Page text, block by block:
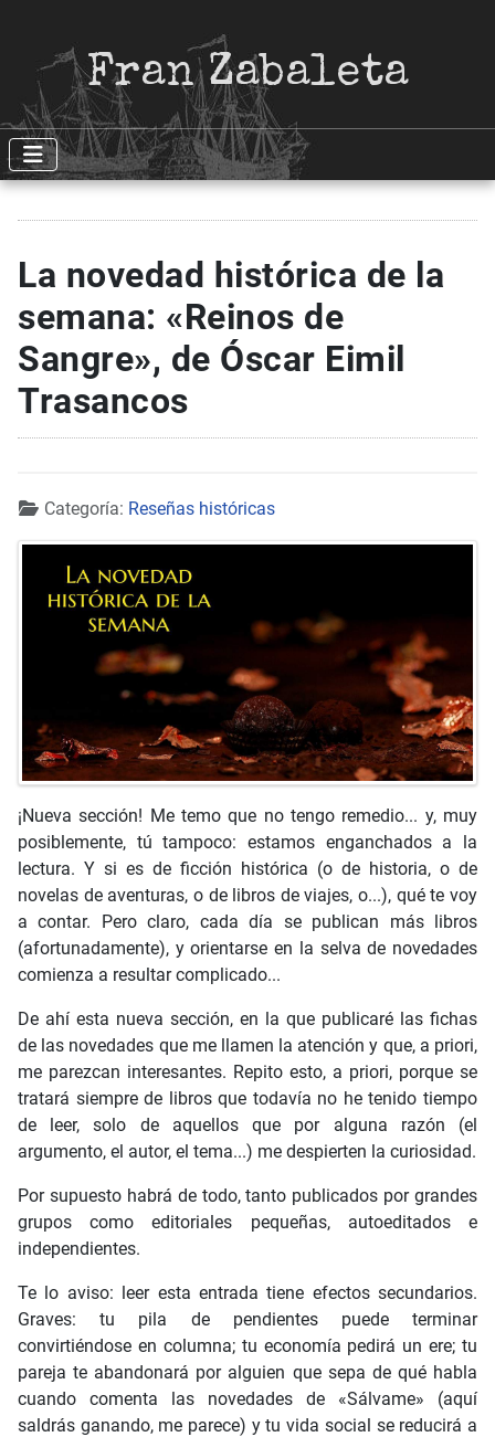
Fran Zabaleta
La novedad histórica de la
semana: «Reinos de
Sangre», de Óscar Eimil
Trasancos
Detalles
Categoría: Reseñas históricas
¡Nueva sección! Me temo que no tengo remedio... y, muy
posiblemente, tú tampoco: estamos enganchados a la
lectura. Y si es de ficción histórica (o de historia, o de
novelas de aventuras, o de libros de viajes, o...), qué te voy
a contar. Pero claro, cada día se publican más libros
(afortunadamente), y orientarse en la selva de novedades
comienza a resultar complicado...
De ahí esta nueva sección, en la que publicaré las fichas
de las novedades que me llamen la atención y que, a priori,
me parezcan interesantes. Repito esto, a priori, porque se
tratará siempre de libros que todavía no he tenido tiempo
de leer, solo de aquellos que por alguna razón (el
argumento, el autor, el tema...) me despierten la curiosidad.
Por supuesto habrá de todo, tanto publicados por grandes
grupos como editoriales pequeñas, autoeditados e
independientes.
Te lo aviso: leer esta entrada tiene efectos secundarios.
Graves: tu pila de pendientes puede terminar
convirtiéndose en columna; tu economía pedirá un ere; tu
pareja te abandonará por alguien que sepa de qué habla
cuando comenta las novedades de «Sálvame» (aquí
saldrás ganando, me parece) y tu vida social se reducirá a